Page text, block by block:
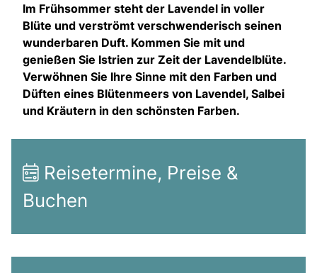
Im Frühsommer steht der Lavendel in voller
Blüte und verströmt verschwenderisch seinen
wunderbaren Duft. Kommen Sie mit und
genießen Sie Istrien zur Zeit der Lavendelblüte.
Verwöhnen Sie Ihre Sinne mit den Farben und
Düften eines Blütenmeers von Lavendel, Salbei
und Kräutern in den schönsten Farben.
Reisetermine, Preise &
Buchen